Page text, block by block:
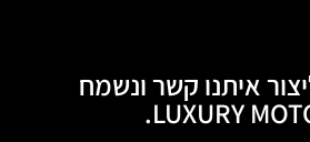
איתנו קשר ונשמח